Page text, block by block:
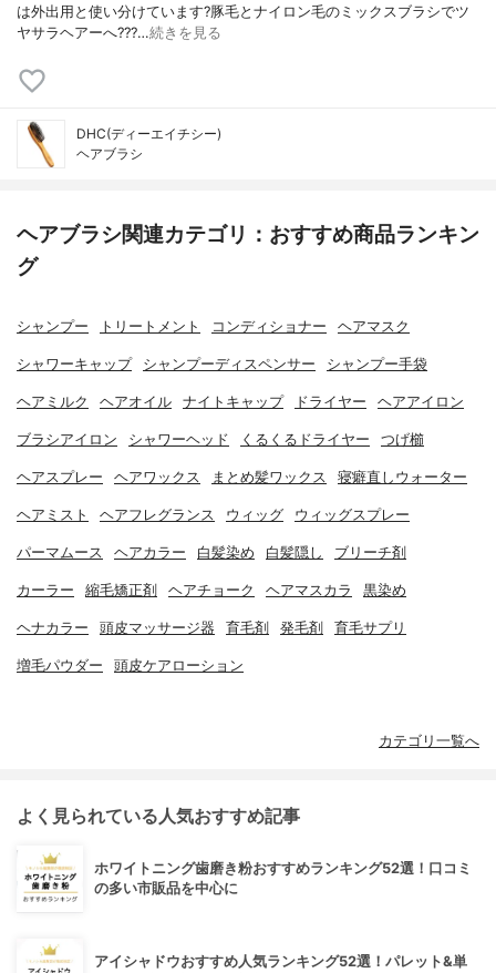
は外出用と使い分けています?豚毛とナイロン毛のミックスブラシでツ
ヤサラヘアーへ???…続きを見る
DHC(ディーエイチシー)
ヘアブラシ
ヘアブラシ関連カテゴリ：おすすめ商品ランキン
グ
シャンプー トリートメント コンディショナー ヘアマスク
シャワーキャップ シャンプーディスペンサー シャンプー手袋
ヘアミルク ヘアオイル ナイトキャップ ドライヤー ヘアアイロン
ブラシアイロン シャワーヘッド くるくるドライヤー つげ櫛
ヘアスプレー ヘアワックス まとめ髪ワックス 寝癖直しウォーター
ヘアミスト ヘアフレグランス ウィッグ ウィッグスプレー
パーマムース ヘアカラー 白髪染め 白髪隠し ブリーチ剤
カーラー 縮毛矯正剤 ヘアチョーク ヘアマスカラ 黒染め
ヘナカラー 頭皮マッサージ器 育毛剤 発毛剤 育毛サプリ
増毛パウダー 頭皮ケアローション
カテゴリ一覧へ
よく見られている人気おすすめ記事
ホワイトニング歯磨き粉おすすめランキング52選！口コミ
の多い市販品を中心に
アイシャドウおすすめ人気ランキング52選！パレット&単